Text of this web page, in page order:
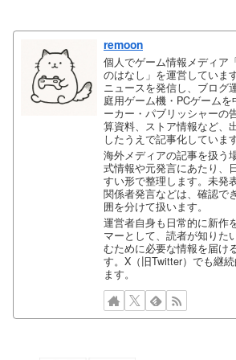
remoon
個人でゲーム情報メディア
のはなし」を運営していま
ニュースを発信し、ブログ
庭用ゲーム機・PCゲーム
ーカー・パブリッシャーの
算資料、ストア情報など、
したうえで記事化しています
海外メディアの記事を扱う
式情報や元発言にあたり、
すい形で整理します。未発
関係者発言などは、確認で
囲を分けて扱います。
運営者自身も日常的に新作
マーとして、読者が知りた
むために必要な情報を届け
す。X（旧Twitter）でも継
ます。